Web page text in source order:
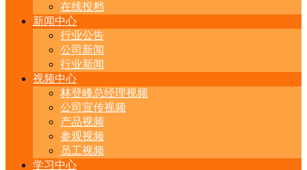
在线投档
新闻中心
行业公告
公司新闻
行业新闻
视频中心
林登峰总经理视频
公司宣传视频
产品视频
参观视频
员工视频
学习中心